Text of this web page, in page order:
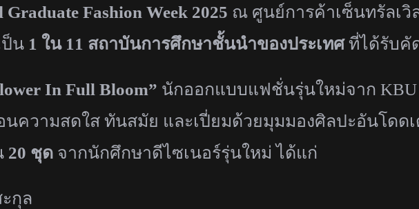
Fashion Week 2025 ณ ศูนย์การค้าเซ็นทรัลเ
น 1 ใน 11 สถาบันการศึกษาชั้นนำของประเทศที่ได้รับคั
In Full Bloom” นักออกแบบแฟชั่นรุ่นใหม่จาก KBU
นความสดใส ทันสมัย และเปี่ยมด้วยมุมมองศิลปะอันโดด
20 ชุดจากนักศึกษาดีไซเนอร์รุ่นใหม่ ได้แก่
กุล